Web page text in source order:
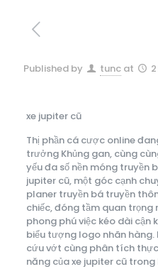
Published by tunc at
xe jupiter cũ
Thị phần cá cược online
trưởng Khủng gan, cùng
yếu đa số nền móng truyền
jupiter cũ, một góc cạnh
planer truyền bá truyền
chiếc, đóng tầm quan
phong phú việc kéo dài cận
biểu tượng logo nhãn hàng.
cứu vớt cùng phân tích
năng của xe jupiter cũ